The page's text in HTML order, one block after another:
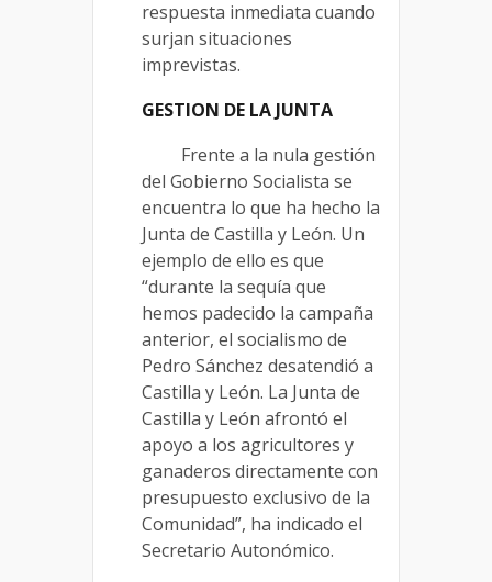
respuesta inmediata cuando
surjan situaciones
imprevistas.
GESTION DE LA JUNTA
Frente a la nula gestión
del Gobierno Socialista se
encuentra lo que ha hecho la
Junta de Castilla y León. Un
ejemplo de ello es que
“durante la sequía que
hemos padecido la campaña
anterior, el socialismo de
Pedro Sánchez desatendió a
Castilla y León. La Junta de
Castilla y León afrontó el
apoyo a los agricultores y
ganaderos directamente con
presupuesto exclusivo de la
Comunidad”, ha indicado el
Secretario Autonómico.